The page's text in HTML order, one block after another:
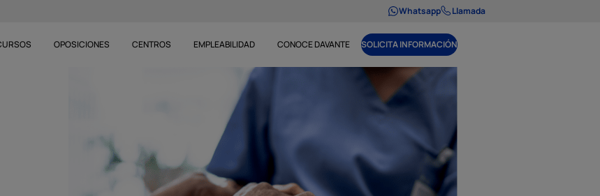
Whatsapp Llamada
OPOSICIONES CENTROS EMPLEABILIDAD CONOCE DAVANTE SOLICITA INFORMACIÓN